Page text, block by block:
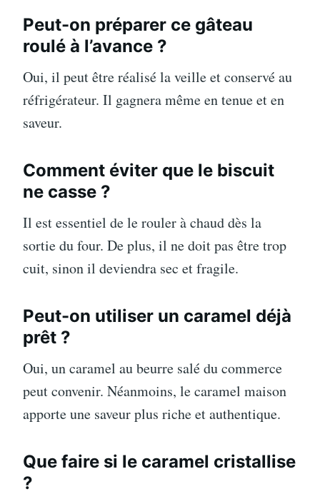
Peut-on préparer ce gâteau
roulé à l’avance ?
Oui, il peut être réalisé la veille et conservé au
réfrigérateur. Il gagnera même en tenue et en
saveur.
Comment éviter que le biscuit
ne casse ?
Il est essentiel de le rouler à chaud dès la
sortie du four. De plus, il ne doit pas être trop
cuit, sinon il deviendra sec et fragile.
Peut-on utiliser un caramel déjà
prêt ?
Oui, un caramel au beurre salé du commerce
peut convenir. Néanmoins, le caramel maison
apporte une saveur plus riche et authentique.
Que faire si le caramel cristallise
?